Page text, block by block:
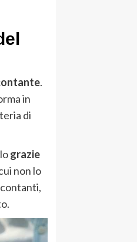
.
in
di
grazie
non lo